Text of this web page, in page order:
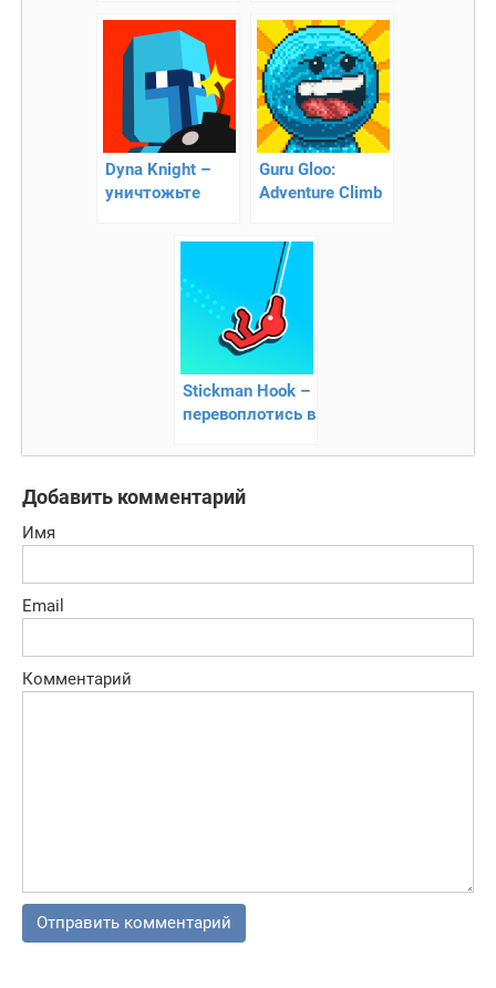
смертная тень 2
Dyna Knight –
уничтожьте
Guru Gloo:
Adventure Climb
аркада про
желейного
человечка!
Stickman Hook –
перевоплотись в
Добавить комментарий
Имя
Email
Комментарий